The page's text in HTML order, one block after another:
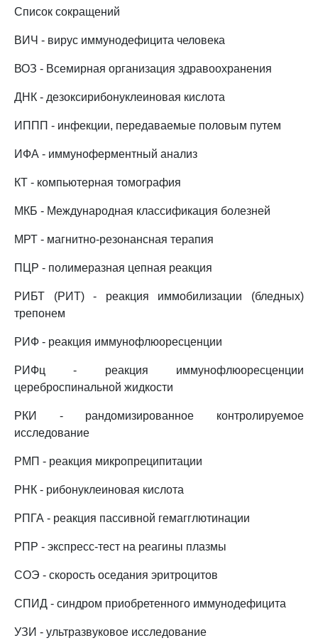
Список сокращений
ВИЧ - вирус иммунодефицита человека
ВОЗ - Всемирная организация здравоохранения
ДНК - дезоксирибонуклеиновая кислота
ИППП - инфекции, передаваемые половым путем
ИФА - иммуноферментный анализ
КТ - компьютерная томография
МКБ - Международная классификация болезней
МРТ - магнитно-резонансная терапия
ПЦР - полимеразная цепная реакция
РИБТ (РИТ) - реакция иммобилизации (бледных)
трепонем
РИФ - реакция иммунофлюоресценции
РИФц - реакция иммунофлюоресценции
цереброспинальной жидкости
РКИ - рандомизированное контролируемое
исследование
РМП - реакция микропреципитации
РНК - рибонуклеиновая кислота
РПГА - реакция пассивной гемагглютинации
РПР - экспресс-тест на реагины плазмы
СОЭ - скорость оседания эритроцитов
СПИД - синдром приобретенного иммунодефицита
УЗИ - ультразвуковое исследование